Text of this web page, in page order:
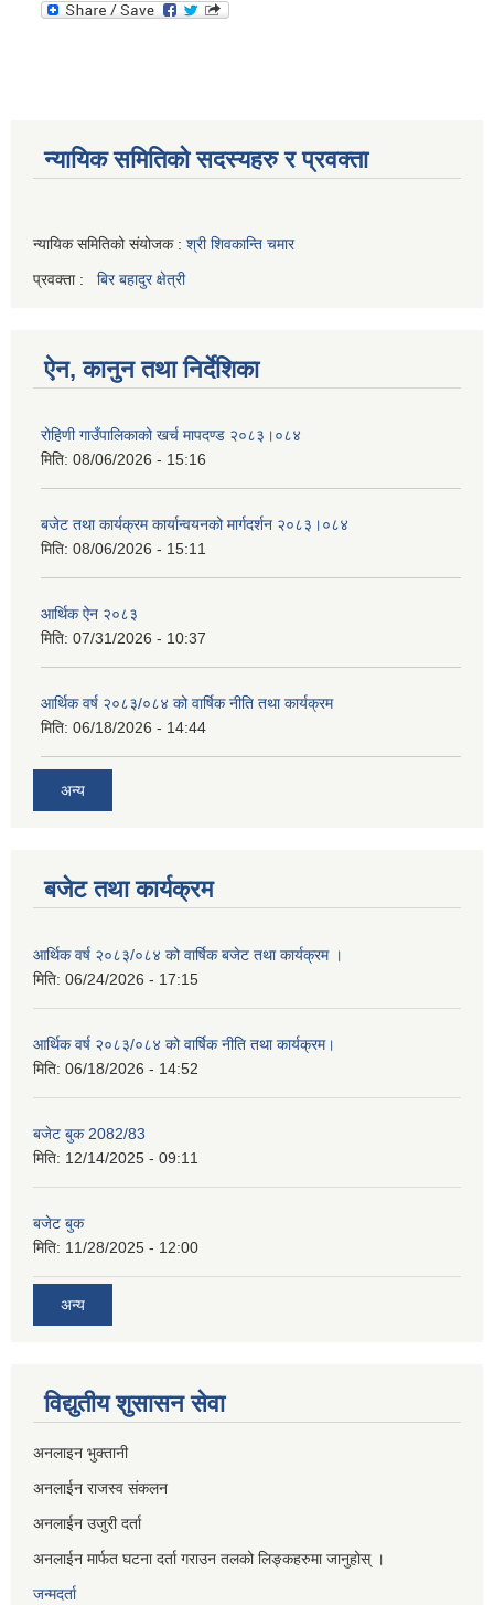
न्यायिक समितिको सदस्यहरु र प्रवक्ता
न्यायिक समितिको संयोजक : श्री शिवकान्ति चमार
प्रवक्ता : बिर बहादुर क्षेत्री
ऐन, कानुन तथा निर्देशिका
रोहिणी गाउँपालिकाको खर्च मापदण्ड २०८३।०८४
मिति: 08/06/2026 - 15:16
बजेट तथा कार्यक्रम कार्यान्वयनको मार्गदर्शन २०८३।०८४
मिति: 08/06/2026 - 15:11
आर्थिक ऐन २०८३
मिति: 07/31/2026 - 10:37
आर्थिक वर्ष २०८३/०८४ को वार्षिक नीति तथा कार्यक्रम
मिति: 06/18/2026 - 14:44
अन्य
बजेट तथा कार्यक्रम
आर्थिक वर्ष २०८३/०८४ को वार्षिक बजेट तथा कार्यक्रम ।
मिति: 06/24/2026 - 17:15
आर्थिक वर्ष २०८३/०८४ को वार्षिक नीति तथा कार्यक्रम।
मिति: 06/18/2026 - 14:52
बजेट बुक 2082/83
मिति: 12/14/2025 - 09:11
बजेट बुक
मिति: 11/28/2025 - 12:00
अन्य
विद्युतीय शुसासन सेवा
अनलाइन भुक्तानी
अनलाईन राजस्व संकलन
अनलाईन उजुरी दर्ता
अनलाईन मार्फत घटना दर्ता गराउन तलको लिङ्कहरुमा जानुहोस् ।
जन्मदर्ता